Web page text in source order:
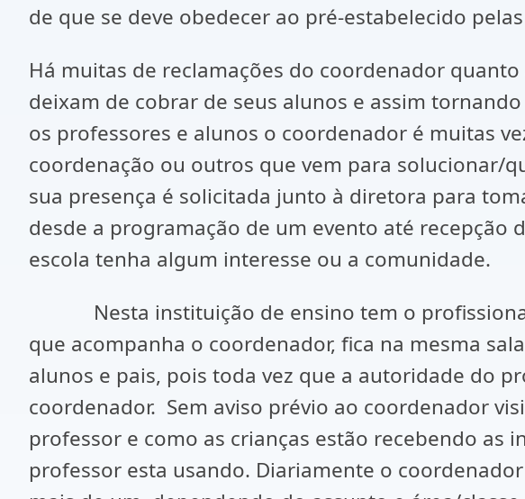
de que se deve obedecer ao pré-estabelecido
Há muitas de reclamações do coordenador
deixam de cobrar de seus alunos e assim
os professores e alunos o coordenador é muitas
coordenação ou outros que vem para solucionar/
sua presença é solicitada junto à diretora para
desde a programação de um evento até
escola tenha algum interesse ou a comunidade.
Nesta instituição de ensino tem o profissional
que acompanha o coordenador, fica na mesma
alunos e pais, pois toda vez que a autoridade do
coordenador. Sem aviso prévio ao coordenador
professor e como as crianças estão recebendo as
professor esta usando. Diariamente o